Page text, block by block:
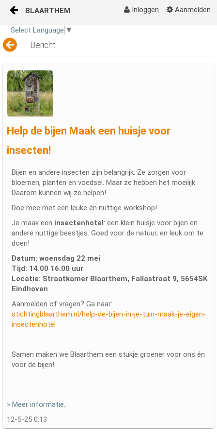
Naar content
Inloggen Aanmelden
BLAARTHEM
Home
Bericht
Help de bijen Maak een huisje voor
insecten!
Bijen en andere insecten zijn belangrijk. Ze zorgen voor
bloemen, planten en voedsel. Maar ze hebben het moeilijk.
Daarom kunnen wij ze helpen!
Doe mee met een leuke én nuttige workshop!
Je maak een insectenhotel: een klein huisje voor bijen en
andere nuttige beestjes. Goed voor de natuur, en leuk om te
doen!
Datum: woensdag 22 mei
Tijd: 14.00 16.00 uur
Locatie: Straatkamer Blaarthem, Fallastraat 9, 5654SK
Eindhoven
Aanmelden of vragen? Ga naar:
stichtingblaarthem.nl/help-de-bijen-in-je-tuin-maak-je-eigen-
insectenhotel
Samen maken we Blaarthem een stukje groener voor ons én
voor de bijen!
» Meer informatie..
12-5-25 0:13
Select Language ▼